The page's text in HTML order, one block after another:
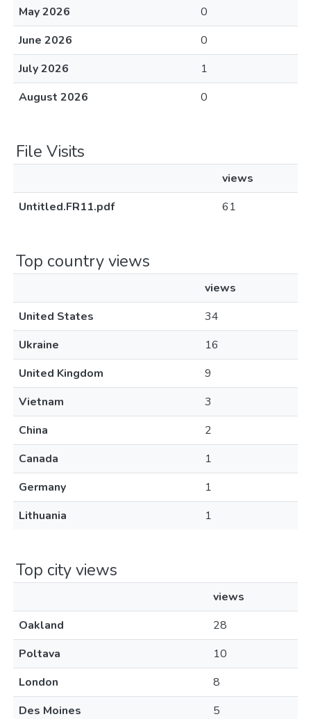
May 2026
0
June 2026
0
July 2026
1
August 2026
0
File Visits
views
Untitled.FR11.pdf
61
Top country views
views
United States
34
Ukraine
16
United Kingdom
9
Vietnam
3
China
2
Canada
1
Germany
1
Lithuania
1
Top city views
views
Oakland
28
Poltava
10
London
8
Des Moines
5